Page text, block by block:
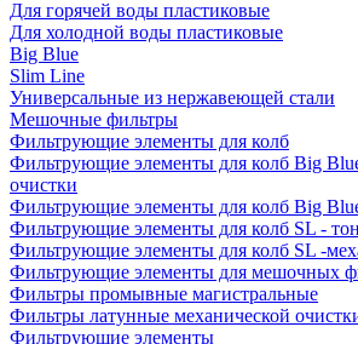
Для горячей воды пластиковые
Для холодной воды пластиковые
Big Blue
Slim Line
Универсальные из нержавеющей стали
Мешочные фильтры
Фильтрующие элементы для колб
Фильтрующие элементы для колб Big
очистки
Фильтрующие элементы для колб Big
Фильтрующие элементы для колб SL -
Фильтрующие элементы для колб SL -
Фильтрующие элементы для мешочных
Фильтры промывные магистральные
Фильтры латунные механической
Фильтрующие элементы